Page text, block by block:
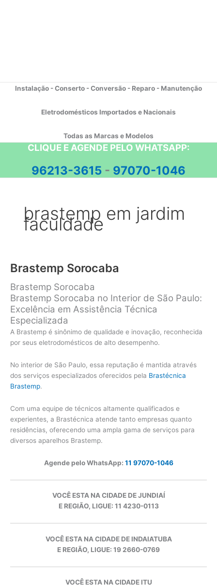
Instalação - Conserto - Conversão - Reparo - Manutenção
Eletrodomésticos Importados e Nacionais
Todas as Marcas e Modelos
CLIQUE E AGENDE PELO WHATSAPP:
96213-3615 - 97070-1046
brastemp em jardim
faculdade
Brastemp Sorocaba
Brastemp Sorocaba
Brastemp Sorocaba no Interior de São Paulo:
Excelência em Assistência Técnica
Especializada
A Brastemp é sinônimo de qualidade e inovação, reconhecida
por seus eletrodomésticos de alto desempenho.
No interior de São Paulo, essa reputação é mantida através
dos serviços especializados oferecidos pela Brastécnica
Brastemp.
Com uma equipe de técnicos altamente qualificados e
experientes, a Brastécnica atende tanto empresas quanto
residências, oferecendo uma ampla gama de serviços para
diversos aparelhos Brastemp.
Agende pelo WhatsApp: 11 97070-1046
VOCÊ ESTA NA CIDADE DE JUNDIAÍ
E REGIÃO, LIGUE: 11 4230-0113
VOCÊ ESTA NA CIDADE DE INDAIATUBA
E REGIÃO, LIGUE: 19 2660-0769
VOCÊ ESTA NA CIDADE ITU